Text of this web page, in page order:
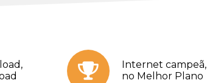
Internet campeã,
no Melhor Plano